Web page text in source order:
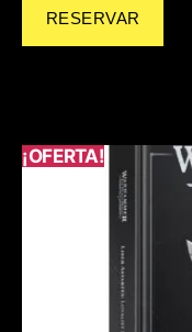
RESERVAR
¡OFERTA!